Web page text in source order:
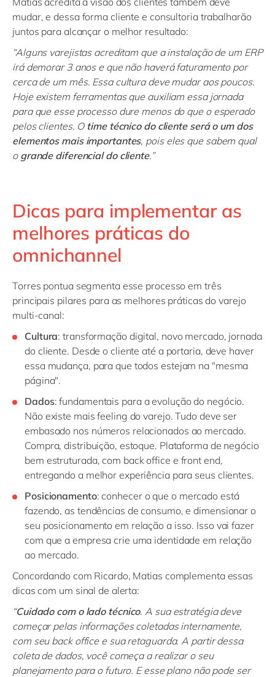
mudar, e dessa forma cliente e consultoria trabalharão
juntos para alcançar o melhor resultado:
“Alguns varejistas acreditam que a instalação de um ERP
irá demorar 3 anos e que não haverá faturamento por
cerca de um mês. Essa cultura deve mudar aos poucos.
Hoje existem ferramentas que auxiliam essa jornada
para que esse processo dure menos do que o esperado
pelos clientes. O time técnico do cliente será o um dos
elementos mais importantes, pois eles que sabem qual
o grande diferencial do cliente.”
Dicas para implementar as
melhores práticas do
omnichannel
Torres pontua segmenta esse processo em três
principais pilares para as melhores práticas do varejo
multi-canal:
Cultura: transformação digital, novo mercado, jornada
do cliente. Desde o cliente até a portaria, deve haver
essa mudança, para que todos estejam na "mesma
página".
Dados: fundamentais para a evolução do negócio.
Não existe mais feeling do varejo. Tudo deve ser
embasado nos números relacionados ao mercado.
Compra, distribuição, estoque. Plataforma de negócio
bem estruturada, com backoffice e front end,
entregando a melhor experiência para seus clientes.
Posicionamento: conhecer o que o mercado está
fazendo, as tendências de consumo, e dimensionar o
seu posicionamento em relação a isso. Isso vai fazer
com que a empresa crie uma identidade em relação
ao mercado.
Concordando com Ricardo, Matias complementa essas
dicas com um sinal de alerta:
“Cuidado com o lado técnico. A sua estratégia deve
começar pelas informações coletadas internamente,
com seu backoffice e sua retaguarda. A partir dessa
coleta de dados, você começa a realizar o seu
planejamento para o futuro. E esse plano não pode ser